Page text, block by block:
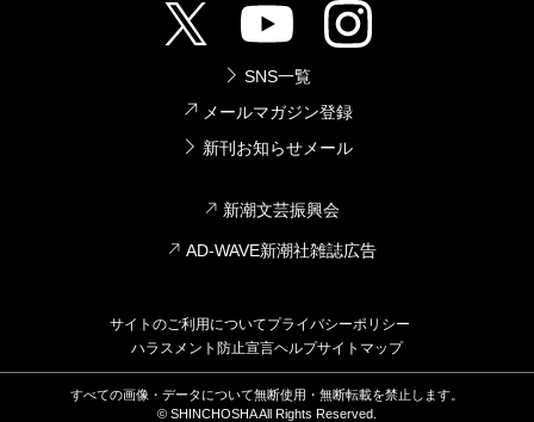
SNS一覧
メールマガジン登録
新刊お知らせメール
新潮文芸振興会
AD-WAVE新潮社雑誌広告
サイトのご利用についてプライバシーポリシー
ハラスメント防止宣言ヘルプサイトマップ
すべての画像・データについて無断使用・無断転載を禁止します。
© SHINCHOSHA All Rights Reserved.